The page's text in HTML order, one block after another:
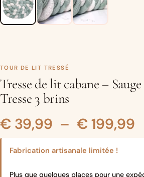
TOUR DE LIT TRESSÉ
Tresse de lit cabane –
Tresse 3 brins
€ 39,99 – € 199,99
Fabrication artisanale limitée !
Plus que quelques places pour une